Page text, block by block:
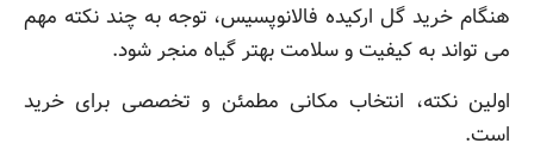
هنگام خرید گل ارکیده فالانوپسیس، توجه به چند نکته مهم
می تواند به کیفیت و سلامت بهتر گیاه منجر شود.
اولین نکته، انتخاب مکانی مطمئن و تخصصی برای خرید
است.